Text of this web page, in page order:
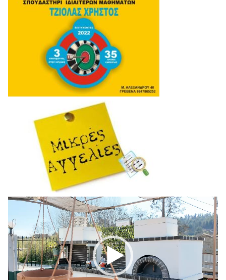
Πρόγραμμα
Αναπαραγωγής
Βίντεο